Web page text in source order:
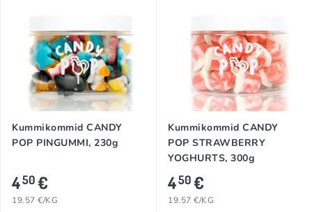
Kummikommid CANDY
POP PINGUMMI, 230g
450€
19.57 €/KG
Kummikommid CANDY
POP STRAWBERRY
YOGHURTS, 300g
450€
19.57 €/KG